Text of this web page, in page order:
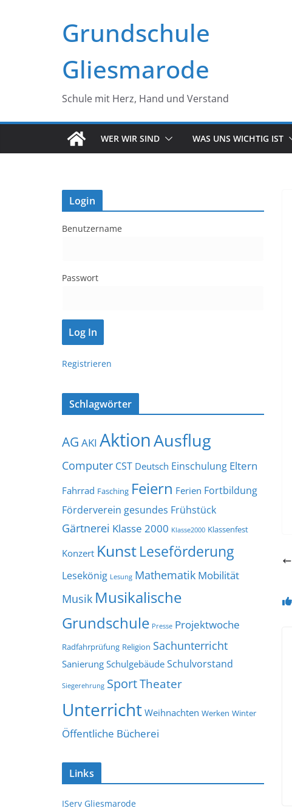
Grundschule
Gliesmarode
Schule mit Herz, Hand und Verstand
WER WIR SIND WAS UNS WICHTIG IST
Login
Benutzername
Passwort
Registrieren
Schlagwörter
AG AKI AktionAusflug
Computer CST Deutsch Einschulung Eltern
Fahrrad Fasching Feiern Ferien Fortbildung
Förderverein gesundes Frühstück
Gärtnerei Klasse 2000 Klasse2000 Klassenfest
Konzert KunstLeseförderung
Lesekönig Lesung Mathematik Mobilität
Musik Musikalische
Grundschule Presse Projektwoche
Radfahrprüfung Religion Sachunterricht
Sanierung Schulgebäude Schulvorstand
Siegerehrung SportTheater
Unterricht Weihnachten Werken Winter
Öffentliche Bücherei
Links
IServ Gliesmarode